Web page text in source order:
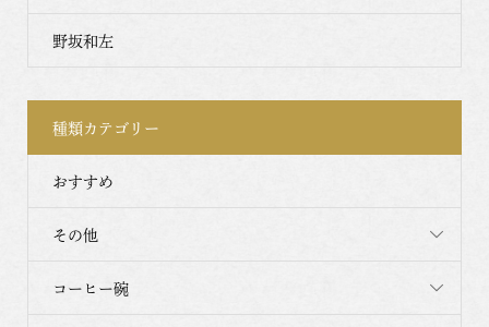
野坂和左
種類カテゴリー
おすすめ
その他
コーヒー碗